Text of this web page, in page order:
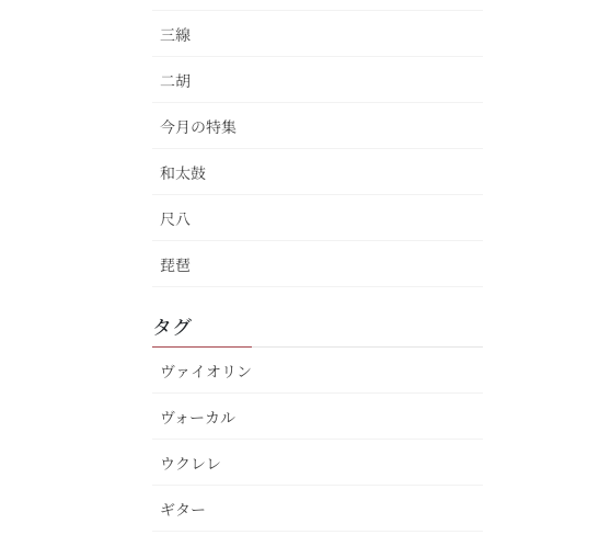
三線
二胡
今月の特集
和太鼓
尺八
琵琶
タグ
ヴァイオリン
ヴォーカル
ウクレレ
ギター